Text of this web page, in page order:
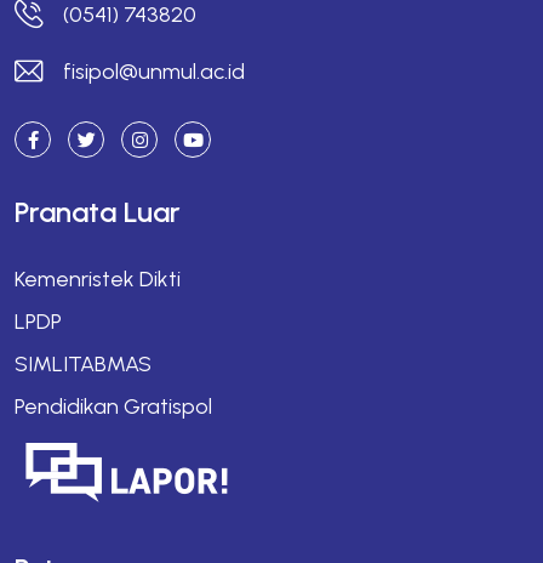
(0541) 743820
fisipol@unmul.ac.id
Pranata Luar
Kemenristek Dikti
LPDP
SIMLITABMAS
Pendidikan Gratispol